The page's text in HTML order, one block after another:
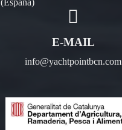
(España)
E-MAIL
info@yachtpointbcn.com